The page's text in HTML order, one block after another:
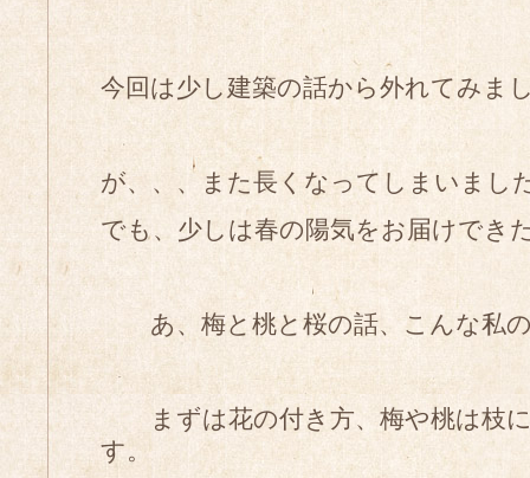
今回は少し建築の話から外れてみま
が、、、また長くなってしまいまし
でも、少しは春の陽気をお届けでき
あ、梅と桃と桜の話、こんな私
まずは花の付き方、梅や桃は枝
す。